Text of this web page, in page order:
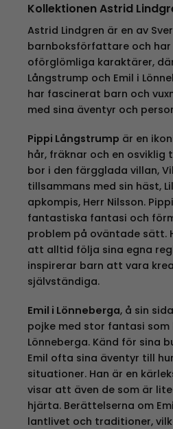
Kollektionen Astrid
Astrid Lindgren är en av
barnboksförfattare och
oförglömliga karaktärer,
Långstrump och Emil i
har fascinerat barn och
med sina äventyr och
Pippi Långstrump är en
hår, fräknar och en osviklig
bor i den färgglada villan,
tillsammans med sin häst,
apkompis, Herr Nilsson.
fantastiska fantasi och
problem på oväntade sätt.
att alltid följa sina egna
inspirerar barn att vara
självständiga.
Emil i Lönneberga, å sin
pojke med stor fantasi som
Lönneberga. Känd för sina
Emil ofta sina äventyr till
situationer. Han är en
visar att även de som är
hjärta. Berättelserna om
lantlivet och traditioner,